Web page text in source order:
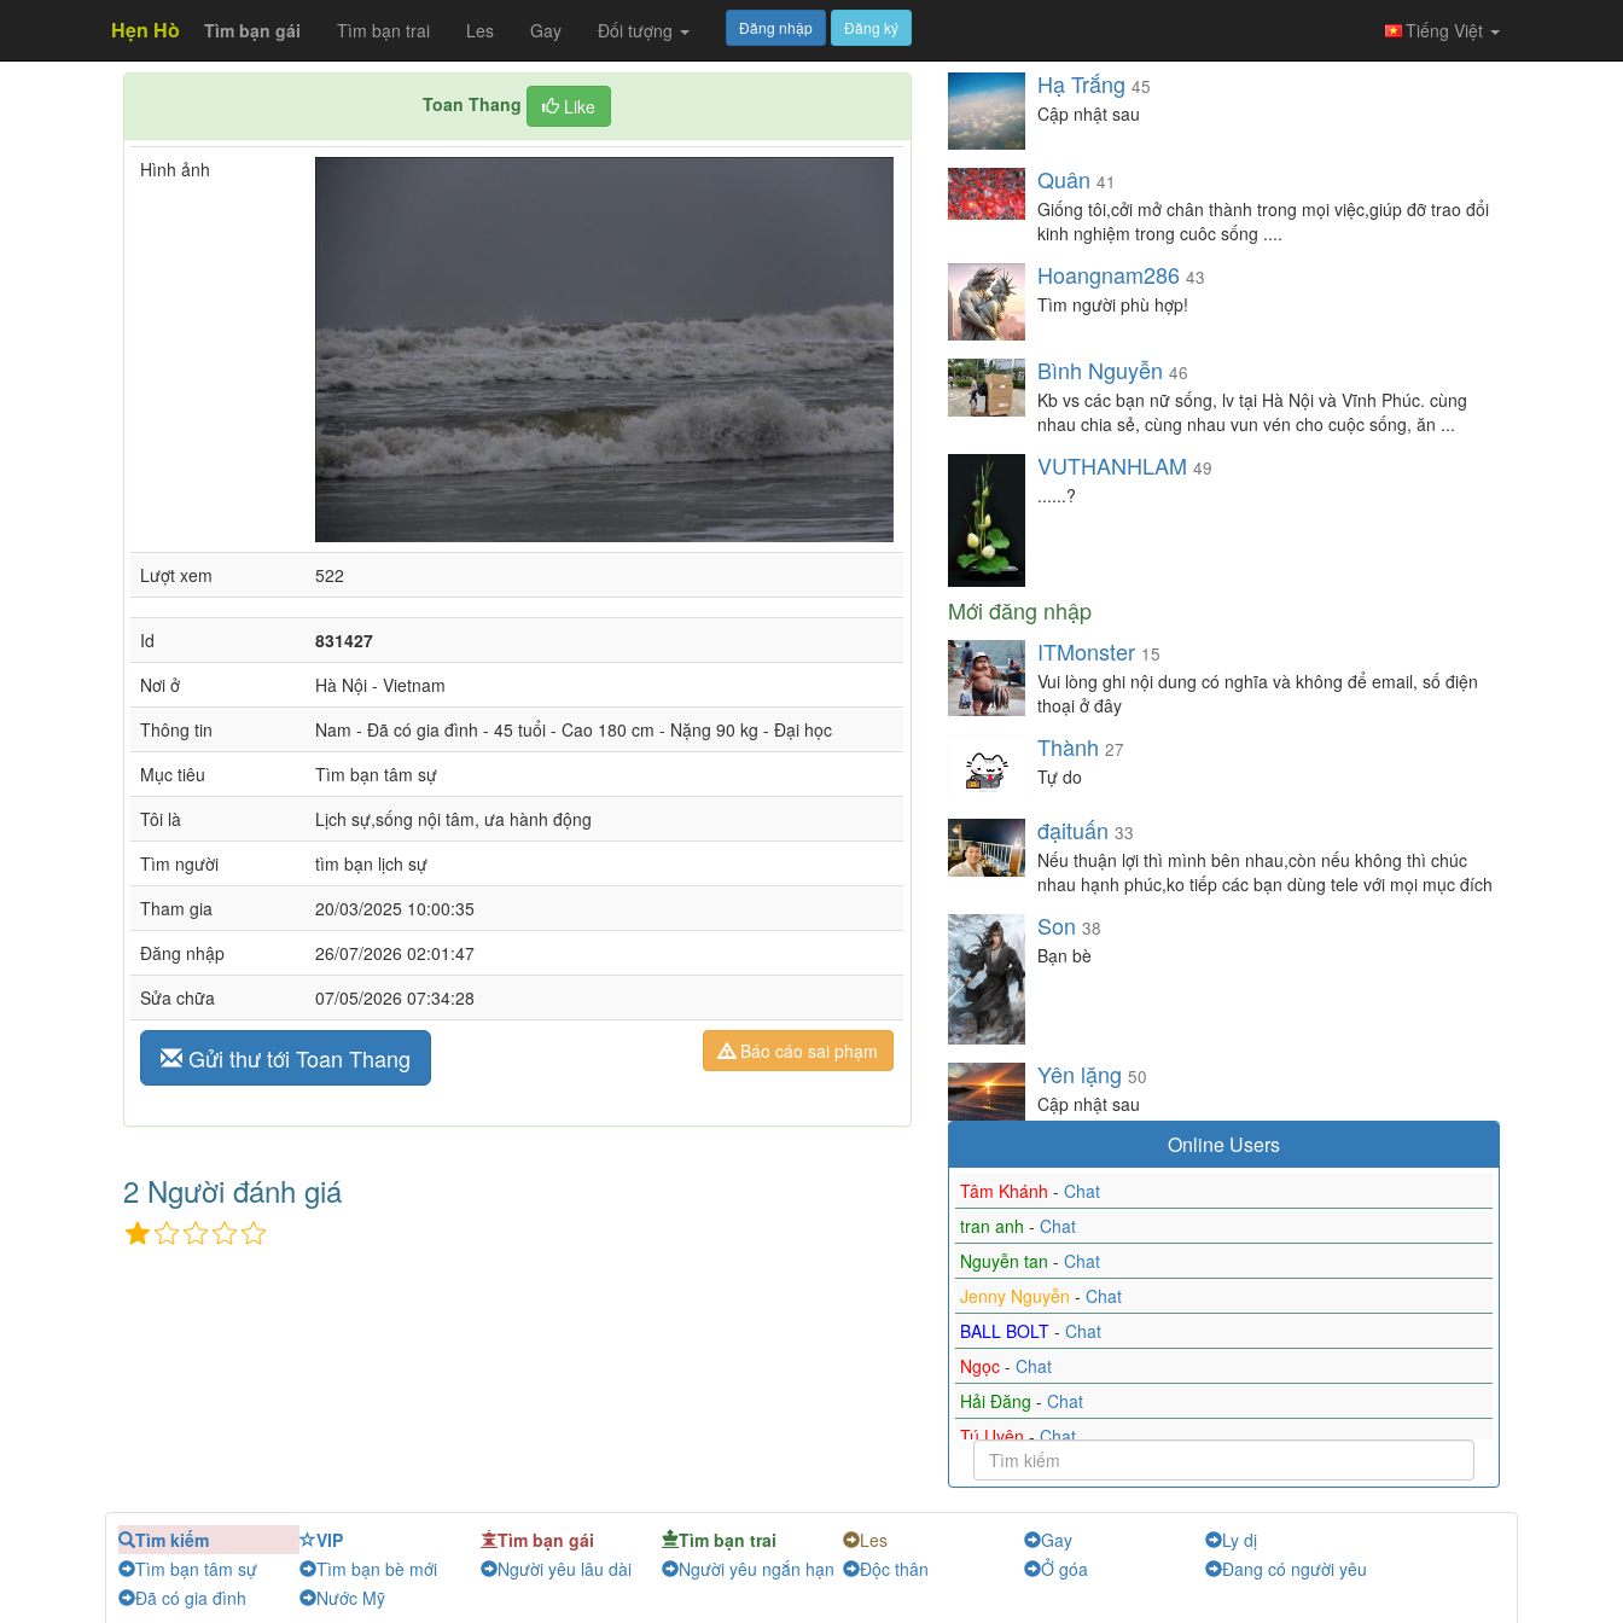
Hẹn Hò Tìm bạn gái Tìm bạn trai Les Gay Đối tượng Đăng nhập Đăng ký Tiếng Việt
Toan Thang Like
Hình ảnh
Lượt xem 522
Id
831427
Nơi ở
Hà Nội - Vietnam
Thông tin
Nam - Đã có gia đình - 45 tuổi - Cao 180 cm - Nặng 90 kg - Đại học
Mục tiêu
Tìm bạn tâm sự
Tôi là
Lịch sự,sống nội tâm, ưa hành động
Tìm người
tìm bạn lịch sự
Tham gia
20/03/2025 10:00:35
Đăng nhập
26/07/2026 02:01:47
Sửa chữa
07/05/2026 07:34:28
Gửi thư tới Toan Thang Báo cáo sai phạm
2 Người đánh giá
Hạ Trắng 45
Cập nhật sau
Quân 41
Giống tôi,cởi mở chân thành trong mọi việc,giúp đỡ trao đổi
kinh nghiệm trong cuôc sống ....
Hoangnam286 43
Tìm người phù hợp!
Bình Nguyễn 46
Kb vs các bạn nữ sống, lv tại Hà Nội và Vĩnh Phúc. cùng
nhau chia sẻ, cùng nhau vun vén cho cuộc sống, ăn ...
VUTHANHLAM 49
......?
Mới đăng nhập
ITMonster 15
Vui lòng ghi nội dung có nghĩa và không để email, số điện
thoại ở đây
Thành 27
Tự do
đạituấn 33
Nếu thuận lợi thì mình bên nhau,còn nếu không thì chúc
nhau hạnh phúc,ko tiếp các bạn dùng tele với mọi mục đích
Son 38
Bạn bè
Yên lặng 50
Cập nhật sau
Online Users
Tâm Khánh - Chat
tran anh - Chat
Nguyễn tan - Chat
Jenny Nguyễn - Chat
BALL BOLT - Chat
Ngọc - Chat
Hải Đăng - Chat
Tú Uyên-Chat
Thành nguyên Nguyễn
Tìm kiếm
VIP Tìm bạn gái Tìm bạn trai Les Gay
Ly dị
Tìm bạn tâm sự
Tìm bạn bè mới Người yêu lâu dài Người yêu ngắn hạn Độc thân Ở góa
Đang có người yêu
Đã có gia đình
Nước Mỹ